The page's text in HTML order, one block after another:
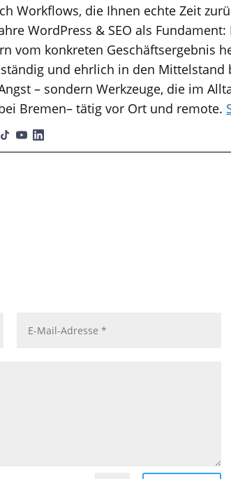
Workflows, die Ihnen echte Zeit
WordPress & SEO als
vom konkreten Geschäftsergebnis
und ehrlich in den Mittelstand
– sondern Werkzeuge, die im
Bremen– tätig vor Ort und remote.